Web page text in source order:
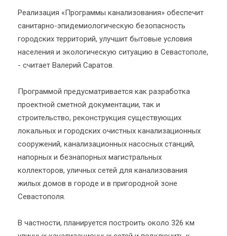
Реализация «Программы канализования» обеспечит
санитарно-эпидемиологическую безопасность
городских территорий, улучшит бытовые условия
населения и экологическую ситуацию в Севастополе,
- считает Валерий Саратов.
Программой предусматривается как разработка
проектной сметной документации, так и
строительство, реконструкция существующих
локальных и городских очистных канализационных
сооружений, канализационных насосных станций,
напорных и безнапорных магистральных
коллекторов, уличных сетей для канализования
жилых домов в городе и в пригородной зоне
Севастополя.
В частности, планируется построить около 326 км